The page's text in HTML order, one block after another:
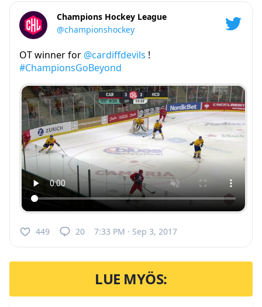
Champions Hockey League
@championshockey
OT winner for @cardiffdevils !
#ChampionsGoBeyond
449 20 7:33 PM · Sep 3, 2017
LUE MYÖS: